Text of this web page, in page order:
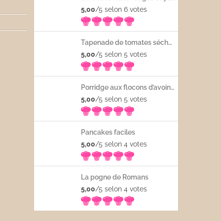
5,00/5 selon 6 votes
Tapenade de tomates séchées
5,00/5 selon 5 votes
Porridge aux flocons d’avoine avec les fruits frais
5,00/5 selon 5 votes
Pancakes faciles
5,00/5 selon 4 votes
La pogne de Romans
5,00/5 selon 4 votes